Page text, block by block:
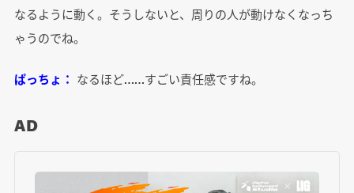
なるように動く。そうしないと、周りの人が動けなくなっち
ゃうのでね。
ぱっちょ： なるほど……すごい責任感ですね。
AD